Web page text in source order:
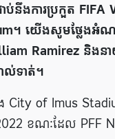
នឹងការប្រកួត FIFA
។ យើងសូមថ្លែង
Ramirez និងន
ល់ទាត់។
City of Imus
2022 ខណៈដែល